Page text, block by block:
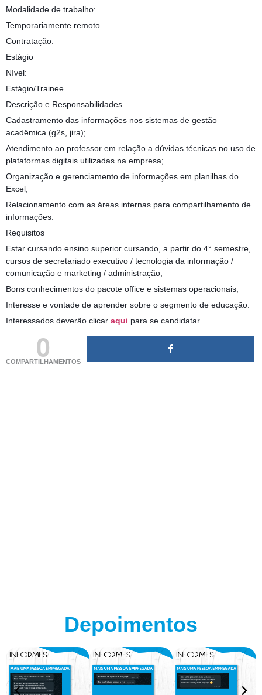
Modalidade de trabalho:
Temporariamente remoto
Contratação:
Estágio
Nível:
Estágio/Trainee
Descrição e Responsabilidades
Cadastramento das informações nos sistemas de gestão
acadêmica (g2s, jira);
Atendimento ao professor em relação a dúvidas técnicas no uso de
plataformas digitais utilizadas na empresa;
Organização e gerenciamento de informações em planilhas do
Excel;
Relacionamento com as áreas internas para compartilhamento de
informações.
Requisitos
Estar cursando ensino superior cursando, a partir do 4° semestre,
cursos de secretariado executivo / tecnologia da informação /
comunicação e marketing / administração;
Bons conhecimentos do pacote office e sistemas operacionais;
Interesse e vontade de aprender sobre o segmento de educação.
Interessados deverão clicar aqui para se candidatar
0
COMPARTILHAMENTOS
Depoimentos